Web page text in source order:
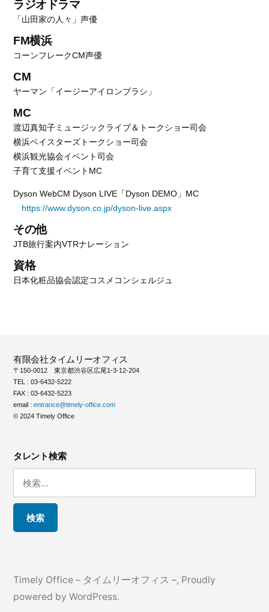
ラジオドラマ
「山田家の人々」声優
FM横浜
コーンフレークCM声優
CM
ヤーマン「イージーアイロンブラシ」
MC
渡辺真知子ミュージックライブ＆トークショー司会
横浜ベイスターズトークショー司会
横浜観光協会イベント司会
子育て支援イベントMC
Dyson WebCM Dyson LIVE「Dyson DEMO」MC
https://www.dyson.co.jp/dyson-live.aspx
その他
JTB旅行案内VTRナレーション
資格
日本化粧品協会認定コスメコンシェルジュ
有限会社タイムリーオフィス
〒150-0012 東京都渋谷区広尾1-3-12-204
TEL : 03-6432-5222
FAX : 03-6432-5223
email : entrance@timely-office.com
© 2024 Timely Office
タレント検索
検
索:
Timely Office – タイムリーオフィス –, Proudly
powered by WordPress.